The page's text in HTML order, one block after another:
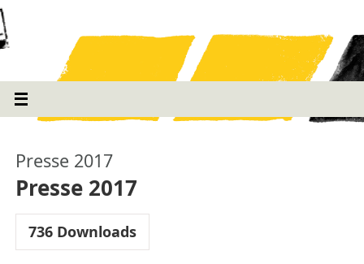
Presse 2017
Presse 2017
736Downloads